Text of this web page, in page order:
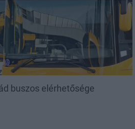
buszos elérhetősége